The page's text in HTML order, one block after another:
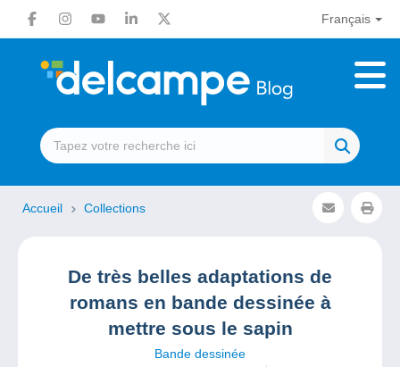
Français
Accueil Collections
De très belles adaptations de
romans en bande dessinée à
mettre sous le sapin
Bande dessinée